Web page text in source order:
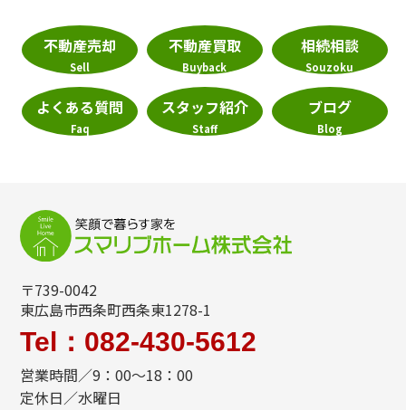
不動産売却
Sell
不動産買取
Buyback
相続相談
Souzoku
よくある質問
Faq
スタッフ紹介
Staff
ブログ
Blog
〒739-0042
東広島市西条町西条東1278-1
Tel：082-430-5612
営業時間／9：00～18：00
定休日／水曜日